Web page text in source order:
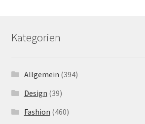
Kategorien
Allgemein (394)
Design (39)
Fashion (460)